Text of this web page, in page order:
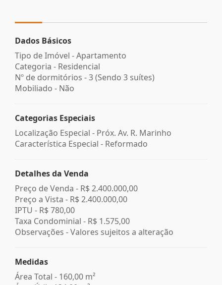
Dados Básicos
Tipo de Imóvel - Apartamento
Categoria - Residencial
Nº de dormitórios - 3 (Sendo 3 suítes)
Mobiliado - Não
Categorias Especiais
Localização Especial - Próx. Av. R. Marinho
Característica Especial - Reformado
Detalhes da Venda
Preço de Venda - R$ 2.400.000,00
Preço a Vista - R$ 2.400.000,00
IPTU - R$ 780,00
Taxa Condominial - R$ 1.575,00
Observações - Valores sujeitos a alteração
Medidas
Área Total - 160,00 m²